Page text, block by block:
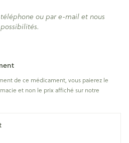
de ce médicament, vous paierez le
et non le prix affiché sur notre
ou par e-mail et nous